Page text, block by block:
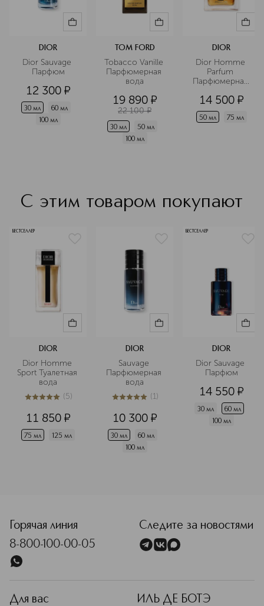
DIOR
Dior Sauvage
Парфюм
12 300 ¤
30 мл
60 мл
100 мл
TOM FORD
Tobacco Vanille
Парфюмерная
вода
19 890 ¤
22 100 ¤
30 мл
50 мл
100 мл
DIOR
Dior Homme
Parfum
Парфюмерная
14 500 ¤
50 мл 75 мл
С этим товаром покупают
БЕСТСЕЛЛЕР
DIOR
Dior Homme
Sport Туалетная
вода
5из 55 (5)
11 850 ¤
75 мл 125 мл
DIOR
Sauvage
Парфюмерная
вода
5из 51 (1)
10 300 ¤
30 мл
60 мл
100 мл
БЕСТСЕЛЛЕР
DIOR
Dior Sauvage
Парфюм
14 550 ¤
30 мл
60 мл
100 мл
Горячая линия
8-800-100-00-05
Следите за новостями
Для вас ИЛЬ ДЕ БОТЭ